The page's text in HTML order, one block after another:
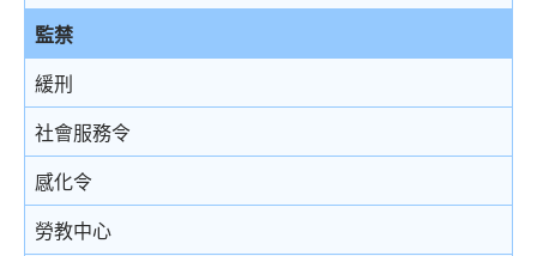
不認罪
審訊
結案陳詞及裁決
由陪審團審訊
上訴
判刑
拒絕與警方合作的後果
拘捕
被捕後的權利
扣留被捕人士
錄取供詞
免費法律諮詢計劃
免費法律諮詢計劃——不提供服務的案件類別
電話法律諮詢計劃
無助證人 / 易受傷害的證人
錄影紀錄證據
以電視直播聯繫提供證據
書面供詞
監禁
緩刑
社會服務令
感化令
勞教中心